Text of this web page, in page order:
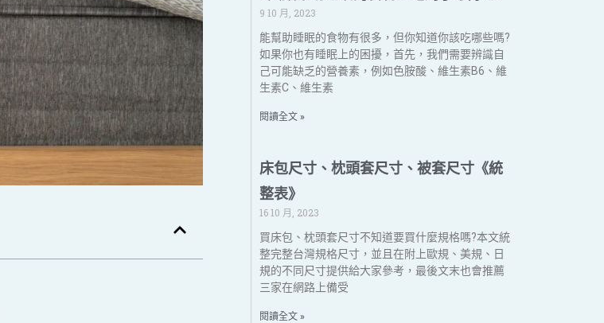
9 10 月, 2023
能幫助睡眠的食物有很多，但你知道你該吃哪些嗎?
如果你也有睡眠上的困擾，首先，我們需要辨識自
己可能缺乏的營養素，例如色胺酸、維生素B6、維
生素C、維生素
閱讀全文 »
床包尺寸、枕頭套尺寸、被套尺寸《統
整表》
16 10 月, 2023
買床包、枕頭套尺寸不知道要買什麼規格嗎?本文統
整完整台灣規格尺寸，並且在附上歐規、美規、日
規的不同尺寸提供給大家參考，最後文末也會推薦
三家在網路上備受
閱讀全文 »